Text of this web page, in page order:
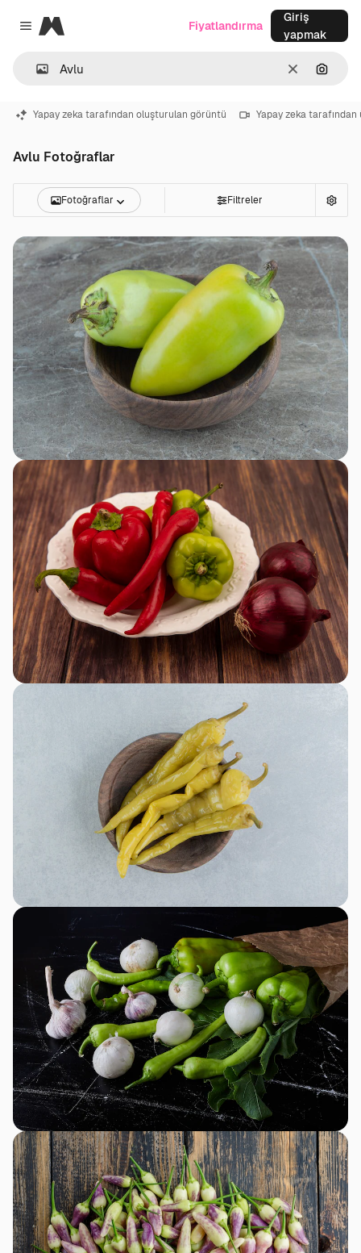
Close menu
Magnific
Temizlemek
Fiyatlandırma
Giriş
yapmak
Yapay zeka tarafından oluşturulan görüntü Yapay zeka
Avlu Fotoğraflar
Fotoğraflar Filtreler